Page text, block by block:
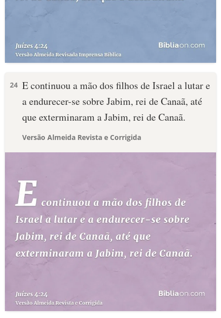
24 E continuou a mão dos filhos de Israel a lutar e
a endurecer-se sobre Jabim, rei de Canaã, até
que exterminaram a Jabim, rei de Canaã.
Versão Almeida Revista e Corrigida